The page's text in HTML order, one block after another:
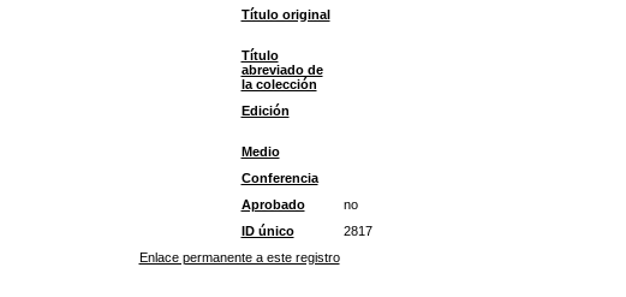
Título original
Título
abreviado de
la colección
Edición
Medio
Conferencia
Aprobado
no
ID único
2817
Enlace permanente a este registro